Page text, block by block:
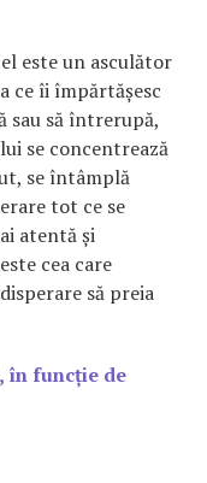
este un asculător
ce îi împărtășesc
sau să întrerupă,
se concentrează
se întâmplă
tot ce se
atentă și
cea care
să preia
în funcție de